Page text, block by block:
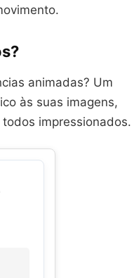
animadas? Um
às suas imagens,
impressionados.